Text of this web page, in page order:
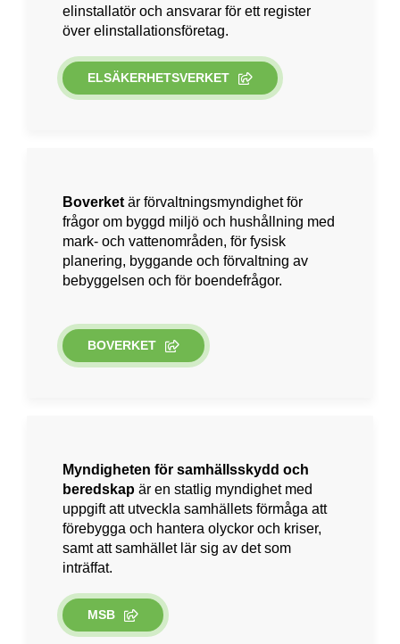
elinstallatör och ansvarar för ett register
över elinstallationsföretag.
ELSÄKERHETSVERKET
Boverket är förvaltningsmyndighet för
frågor om byggd miljö och hushållning med
mark- och vattenområden, för fysisk
planering, byggande och förvaltning av
bebyggelsen och för boendefrågor.
BOVERKET
Myndigheten för samhällsskydd och
beredskap är en statlig myndighet med
uppgift att utveckla samhällets förmåga att
förebygga och hantera olyckor och kriser,
samt att samhället lär sig av det som
inträffat.
MSB